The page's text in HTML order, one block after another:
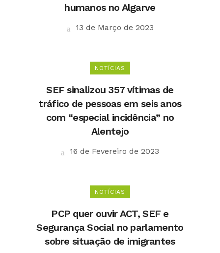
humanos no Algarve
13 de Março de 2023
NOTÍCIAS
SEF sinalizou 357 vítimas de
tráfico de pessoas em seis anos
com “especial incidência” no
Alentejo
16 de Fevereiro de 2023
NOTÍCIAS
PCP quer ouvir ACT, SEF e
Segurança Social no parlamento
sobre situação de imigrantes